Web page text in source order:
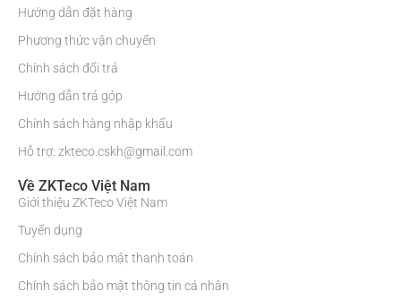
Hướng dẫn đặt hàng
Phương thức vận chuyển
Chính sách đổi trả
Hướng dẫn trả góp
Chính sách hàng nhập khẩu
Hỗ trợ: zkteco.cskh@gmail.com
Về ZKTeco Việt Nam
Giới thiệu ZKTeco Việt Nam
Tuyển dụng
Chính sách bảo mật thanh toán
Chính sách bảo mật thông tin cá nhân